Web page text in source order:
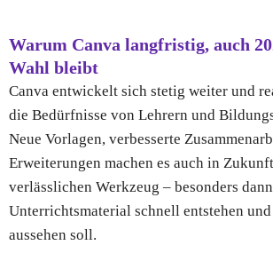
Warum Canva langfristig, auch
Wahl bleibt
Canva entwickelt sich stetig weiter und
die Bedürfnisse von Lehrern und
Neue Vorlagen, verbesserte
Erweiterungen machen es auch in
verlässlichen Werkzeug – besonders
Unterrichtsmaterial schnell entstehen
aussehen soll.